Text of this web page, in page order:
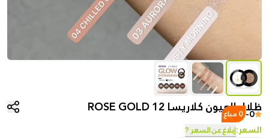
ظلال العيون كلاريسا 12 ROSE GOLD
0
- 0 مباع
السعر:إبلاغ عن السعر ?